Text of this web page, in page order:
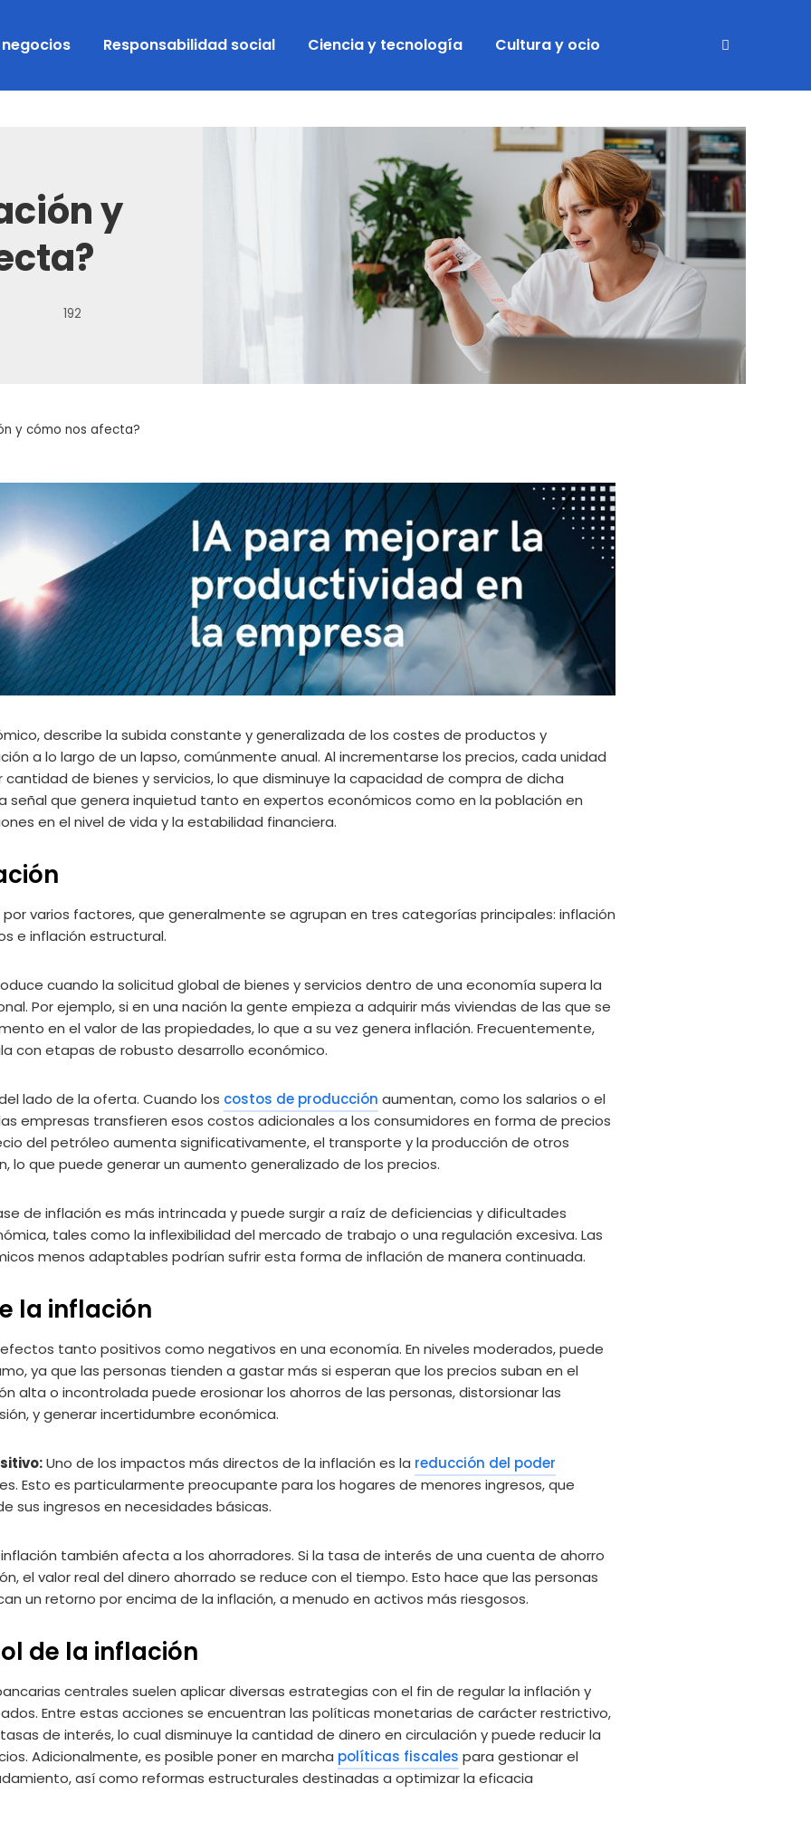
Responsabilidad social Ciencia y tecnología Cultura y ocio
y
192
y cómo nos afecta?
describe la subida constante y generalizada de los costes de productos y
a lo largo de un lapso, comúnmente anual. Al incrementarse los precios, cada unidad
de bienes y servicios, lo que disminuye la capacidad de compra de dicha
señal que genera inquietud tanto en expertos económicos como en la población en
en el nivel de vida y la estabilidad financiera.
varios factores, que generalmente se agrupan en tres categorías principales: inflación
e inflación estructural.
cuando la solicitud global de bienes y servicios dentro de una economía supera la
Por ejemplo, si en una nación la gente empieza a adquirir más viviendas de las que se
en el valor de las propiedades, lo que a su vez genera inflación. Frecuentemente,
con etapas de robusto desarrollo económico.
lado de la oferta. Cuando los costos de producción aumentan, como los salarios o el
empresas transfieren esos costos adicionales a los consumidores en forma de precios
del petróleo aumenta significativamente, el transporte y la producción de otros
lo que puede generar un aumento generalizado de los precios.
de inflación es más intrincada y puede surgir a raíz de deficiencias y dificultades
tales como la inflexibilidad del mercado de trabajo o una regulación excesiva. Las
menos adaptables podrían sufrir esta forma de inflación de manera continuada.
la inflación
tanto positivos como negativos en una economía. En niveles moderados, puede
ya que las personas tienden a gastar más si esperan que los precios suban en el
alta o incontrolada puede erosionar los ahorros de las personas, distorsionar las
y generar incertidumbre económica.
Uno de los impactos más directos de la inflación es la reducción del poder
Esto es particularmente preocupante para los hogares de menores ingresos, que
sus ingresos en necesidades básicas.
inflación también afecta a los ahorradores. Si la tasa de interés de una cuenta de ahorro
el valor real del dinero ahorrado se reduce con el tiempo. Esto hace que las personas
un retorno por encima de la inflación, a menudo en activos más riesgosos.
de la inflación
centrales suelen aplicar diversas estrategias con el fin de regular la inflación y
Entre estas acciones se encuentran las políticas monetarias de carácter restrictivo,
de interés, lo cual disminuye la cantidad de dinero en circulación y puede reducir la
Adicionalmente, es posible poner en marcha políticas fiscales para gestionar el
así como reformas estructurales destinadas a optimizar la eficacia